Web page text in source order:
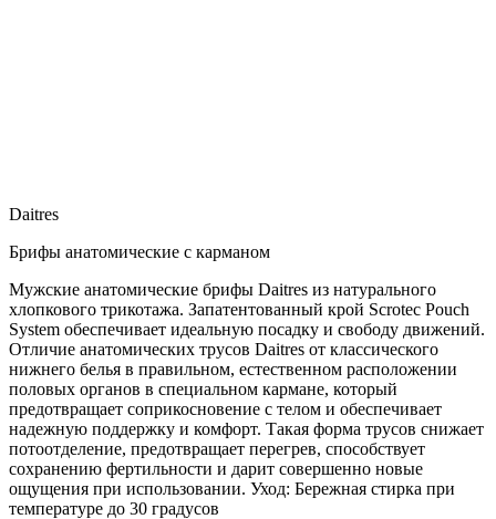
Daitres
Брифы анатомические с карманом
Мужские анатомические брифы Daitres из натурального
хлопкового трикотажа. Запатентованный крой Scrotec Pouch
System обеспечивает идеальную посадку и свободу движений.
Отличие анатомических трусов Daitres от классического
нижнего белья в правильном, естественном расположении
половых органов в специальном кармане, который
предотвращает соприкосновение с телом и обеспечивает
надежную поддержку и комфорт. Такая форма трусов снижает
потоотделение, предотвращает перегрев, способствует
сохранению фертильности и дарит совершенно новые
ощущения при использовании. Уход: Бережная стирка при
температуре до 30 градусов